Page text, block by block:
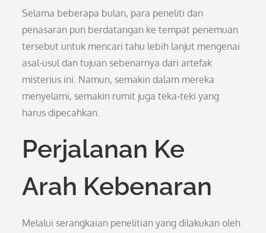
Selama beberapa bulan, para peneliti dan
penasaran pun berdatangan ke tempat penemuan
tersebut untuk mencari tahu lebih lanjut mengenai
asal-usul dan tujuan sebenarnya dari artefak
misterius ini. Namun, semakin dalam mereka
menyelami, semakin rumit juga teka-teki yang
harus dipecahkan.
Perjalanan Ke
Arah Kebenaran
Melalui serangkaian penelitian yang dilakukan oleh